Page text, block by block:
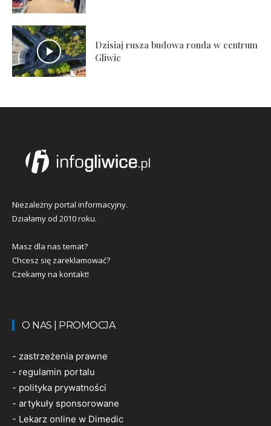
Dzisiaj rusza budowa ronda w centrum
Gliwic
Niezależny portal informacyjny.
Działamy od 2010 roku.
Masz dla nas temat?
Chcesz się zareklamować?
Czekamy na kontakt!
O NAS | PROMOCJA
- zastrzeżenia prawne
- regulamin portalu
- polityka prywatności
- artykuły sponsorowane
- Lekarz online w Dimedic